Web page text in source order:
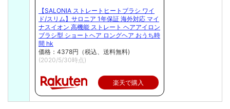
【SALONIA ストレートヒートブラシ ワイ
ド/スリム】サロニア 1年保証 海外対応 マイ
ナスイオン 高機能 ストレート ヘアアイロン
ブラシ型 ショートヘア ロングヘア おうち時
間 hk
価格：4378円（税込、送料無料)
(2020/5/30時点)
楽天で購入